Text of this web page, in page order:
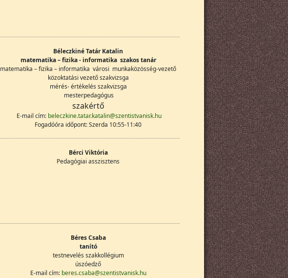
Béleczkiné Tatár Katalin
matematika – fizika - informatika szakos tanár
matematika – fizika – informatika városi munkaközösség-vezető
közoktatási vezető szakvizsga
mérés- értékelés szakvizsga
mesterpedagógus
szakértő
E-mail cím: beleczkine.tatar.katalin@szentistvanisk.hu
Fogadóóra időpont: Szerda 10:55-11:40
Bérci Viktória
Pedagógiai asszisztens
Béres Csaba
tanító
testnevelés szakkollégium
úszóedző
E-mail cím: beres.csaba@szentistvanisk.hu